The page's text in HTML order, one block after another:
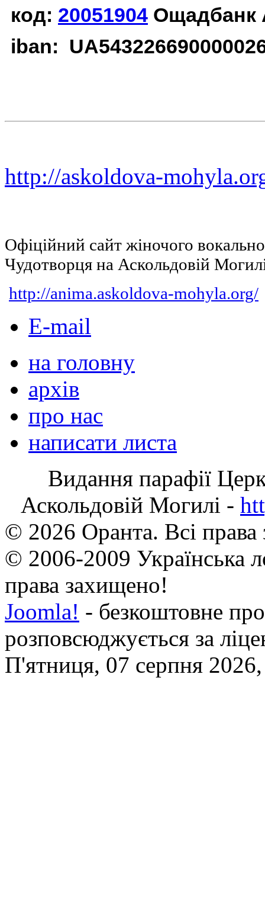
код: 20051904 Ощадбанк
iban:
http://askoldova-
Офіційний сайт жіночого
Чудотворця на Аскольдовій
http://anima.askoldova-mohyla.org/
E-mail
на головну
архів
про нас
написати листа
Видання парафії
Аскольдовій Могилі -
© 2026 Оранта. Всі
© 2006-2009 Українська
права захищено!
Joomla! - безкоштовне
розповсюджується за
П'ятниця, 07 серпня